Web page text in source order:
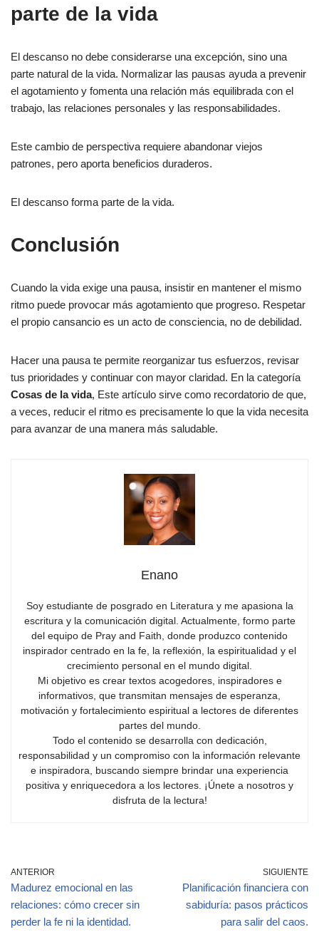
parte de la vida
El descanso no debe considerarse una excepción, sino una
parte natural de la vida. Normalizar las pausas ayuda a prevenir
el agotamiento y fomenta una relación más equilibrada con el
trabajo, las relaciones personales y las responsabilidades.
Este cambio de perspectiva requiere abandonar viejos
patrones, pero aporta beneficios duraderos.
El descanso forma parte de la vida.
Conclusión
Cuando la vida exige una pausa, insistir en mantener el mismo
ritmo puede provocar más agotamiento que progreso. Respetar
el propio cansancio es un acto de consciencia, no de debilidad.
Hacer una pausa te permite reorganizar tus esfuerzos, revisar
tus prioridades y continuar con mayor claridad. En la categoría
Cosas de la vida, Este artículo sirve como recordatorio de que,
a veces, reducir el ritmo es precisamente lo que la vida necesita
para avanzar de una manera más saludable.
Enano
Soy estudiante de posgrado en Literatura y me apasiona la
escritura y la comunicación digital. Actualmente, formo parte
del equipo de Pray and Faith, donde produzco contenido
inspirador centrado en la fe, la reflexión, la espiritualidad y el
crecimiento personal en el mundo digital.
Mi objetivo es crear textos acogedores, inspiradores e
informativos, que transmitan mensajes de esperanza,
motivación y fortalecimiento espiritual a lectores de diferentes
partes del mundo.
Todo el contenido se desarrolla con dedicación,
responsabilidad y un compromiso con la información relevante
e inspiradora, buscando siempre brindar una experiencia
positiva y enriquecedora a los lectores. ¡Únete a nosotros y
disfruta de la lectura!
ANTERIOR
Madurez emocional en las
relaciones: cómo crecer sin
perder la fe ni la identidad.
SIGUIENTE
Planificación financiera con
sabiduría: pasos prácticos
para salir del caos.